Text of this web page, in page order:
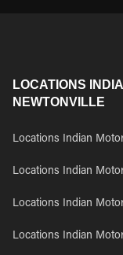
LOCATIONS
NEWTONVILLE
Locations Indian
Locations Indian
Locations Indian
Locations Indian